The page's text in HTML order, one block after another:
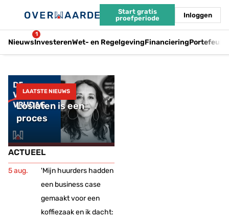
Start gratis
proefperiode
Inloggen
Nieuws
1
InvesterenWet- en RegelgevingFinanciering
LAATSTE NIEUWS
Loslaten is een
proces
ACTUEEL
'Mijn huurders hadden
een business case
gemaakt voor een
koffiezaak en ik dacht: